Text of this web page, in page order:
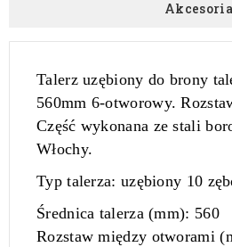
Akcesoria
Talerz uzębiony do brony
560mm 6-otworowy.
Część wykonana ze stali
Włochy.
Typ talerza: uzębiony 10
Średnica talerza (mm): 560
Rozstaw między otworami